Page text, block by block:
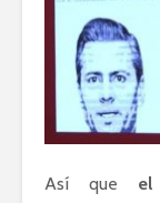
Así que